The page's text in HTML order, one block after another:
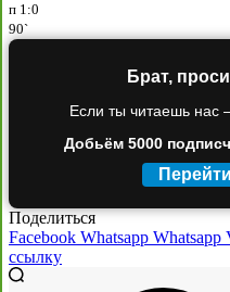
п 1:0
90`
Брат,
Если ты читаешь нас
Добьём 5000
Поделиться
Facebook Whatsapp Whatsapp
ссылку